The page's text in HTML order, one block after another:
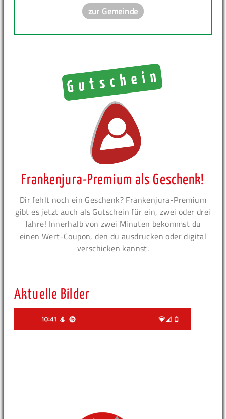
zur Gemeinde
Frankenjura-Premium als Geschenk!
Dir fehlt noch ein Geschenk? Frankenjura-Premium
gibt es jetzt auch als Gutschein für ein, zwei oder drei
Jahre! Innerhalb von zwei Minuten bekommst du
einen Wert-Coupon, den du ausdrucken oder digital
verschicken kannst.
Aktuelle Bilder